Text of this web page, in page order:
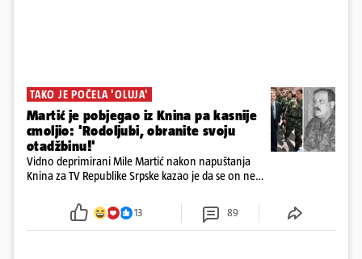
TAKO JE POČELA 'OLUJA'
Martić je pobjegao iz Knina pa kasnije
cmoljio: 'Rodoljubi, obranite svoju
otadžbinu!'
Vidno deprimirani Mile Martić nakon napuštanja
Knina za TV Republike Srpske kazao je da se on ne
svoja vjekovna ognjišta
13 89